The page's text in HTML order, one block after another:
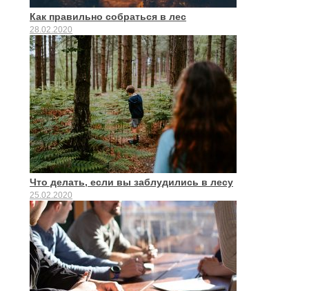
Как правильно собраться в лес
28.02.2020
Что делать, если вы заблудились в лесу
25.02.2020